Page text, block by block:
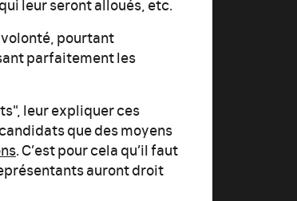
leur seront alloués, etc.
pourtant
parfaitement les
leur expliquer ces
que des moyens
. C’est pour cela qu’il faut
auront droit